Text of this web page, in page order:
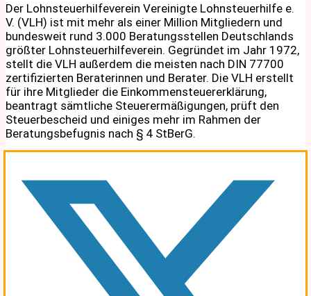
Der Lohnsteuerhilfeverein Vereinigte Lohnsteuerhilfe e.
V. (VLH) ist mit mehr als einer Million Mitgliedern und
bundesweit rund 3.000 Beratungsstellen Deutschlands
größter Lohnsteuerhilfeverein. Gegründet im Jahr 1972,
stellt die VLH außerdem die meisten nach DIN 77700
zertifizierten Beraterinnen und Berater. Die VLH erstellt
für ihre Mitglieder die Einkommensteuererklärung,
beantragt sämtliche Steuerermäßigungen, prüft den
Steuerbescheid und einiges mehr im Rahmen der
Beratungsbefugnis nach § 4 StBerG.